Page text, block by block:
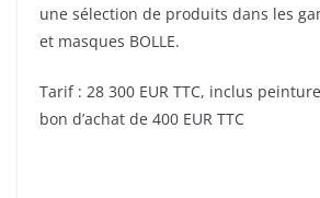
une sélection de produits dans les
et masques BOLLE.
Tarif : 28 300 EUR TTC, inclus
bon d’achat de 400 EUR TTC